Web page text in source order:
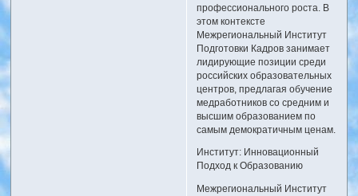
профессионального роста. В
этом контексте
Межрегиональный Институт
Подготовки Кадров занимает
лидирующие позиции среди
российских образовательных
центров, предлагая обучение
медработников со средним и
высшим образованием по
самым демократичным ценам.
Институт: Инновационный
Подход к Образованию
Межрегиональный Институт